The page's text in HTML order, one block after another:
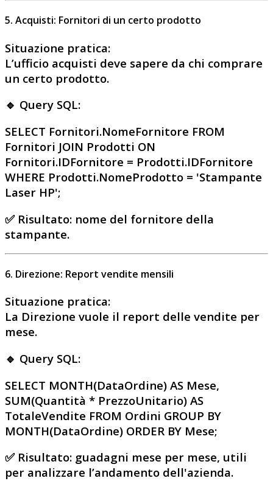
5. Acquisti: Fornitori di un certo prodotto
Situazione pratica:
L’ufficio acquisti deve sapere da chi comprare
un certo prodotto.
🔹 Query SQL:
SELECT Fornitori.NomeFornitore FROM
Fornitori JOIN Prodotti ON
Fornitori.IDFornitore = Prodotti.IDFornitore
WHERE Prodotti.NomeProdotto = 'Stampante
Laser HP';
✅ Risultato: nome del fornitore della
stampante.
6. Direzione: Report vendite mensili
Situazione pratica:
La Direzione vuole il report delle vendite per
mese.
🔹 Query SQL:
SELECT MONTH(DataOrdine) AS Mese,
SUM(Quantità * PrezzoUnitario) AS
TotaleVendite FROM Ordini GROUP BY
MONTH(DataOrdine) ORDER BY Mese;
✅ Risultato: guadagni mese per mese, utili
per analizzare l’andamento dell'azienda.